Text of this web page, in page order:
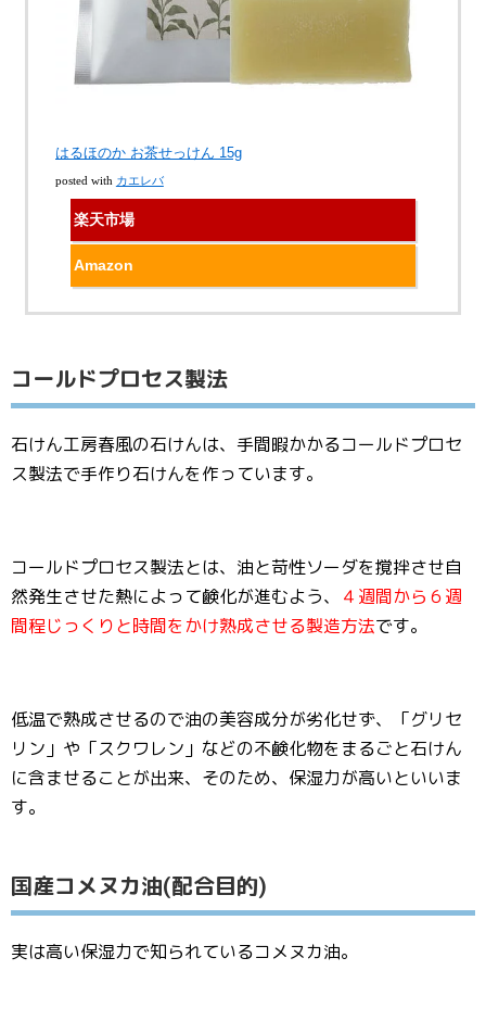
はるほのか お茶せっけん 15g
posted with カエレバ
楽天市場
Amazon
コールドプロセス製法
石けん工房春風の石けんは、手間暇かかるコールドプロセ
ス製法で手作り石けんを作っています。
コールドプロセス製法とは、油と苛性ソーダを撹拌させ自
然発生させた熱によって鹸化が進むよう、
４週間から６週
間程じっくりと時間をかけ熟成させる製造方法です。
低温で熟成させるので油の美容成分が劣化せず、「グリセ
リン」や「スクワレン」などの不鹸化物をまるごと石けん
に含ませることが出来、そのため、保湿力が高いといいま
す。
国産コメヌカ油(配合目的)
実は高い保湿力で知られているコメヌカ油。